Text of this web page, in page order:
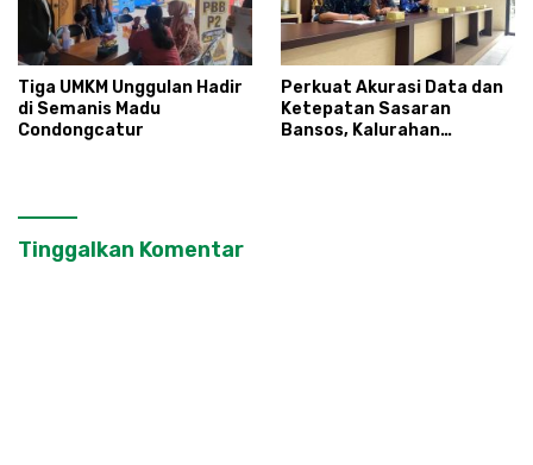
Tiga UMKM Unggulan Hadir
di Semanis Madu
Condongcatur
Perkuat Akurasi Data dan
Ketepatan Sasaran
Bansos, Kalurahan
Tinggalkan Komentar